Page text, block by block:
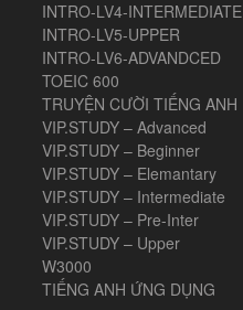
INTRO-LV4-INTERMEDIATE
INTRO-LV5-UPPER
INTRO-LV6-ADVANDCED
TOEIC 600
TRUYỆN CƯỜI TIẾNG ANH
VIP.STUDY – Advanced
VIP.STUDY – Beginner
VIP.STUDY – Elemantary
VIP.STUDY – Intermediate
VIP.STUDY – Pre-Inter
VIP.STUDY – Upper
W3000
TIẾNG ANH ỨNG DỤNG